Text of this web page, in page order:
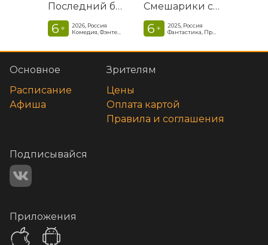
Последний богатырь. Колобок
6 +
2026, Россия
Смешарики сквозь вселенные
6 +
2025, Россия
Основное
Расписание
Афиша
Зрителям
Цены
Оплата картой
Правила и соглашения
Подписывайся
Приложения